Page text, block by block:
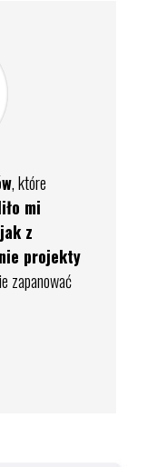
, które
mi
z
projekty
zapanować